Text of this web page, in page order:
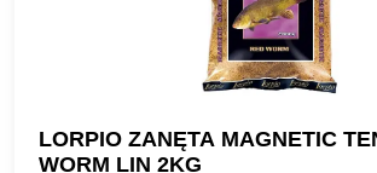
LORPIO ZANĘTA MAGNETIC
WORM LIN 2KG